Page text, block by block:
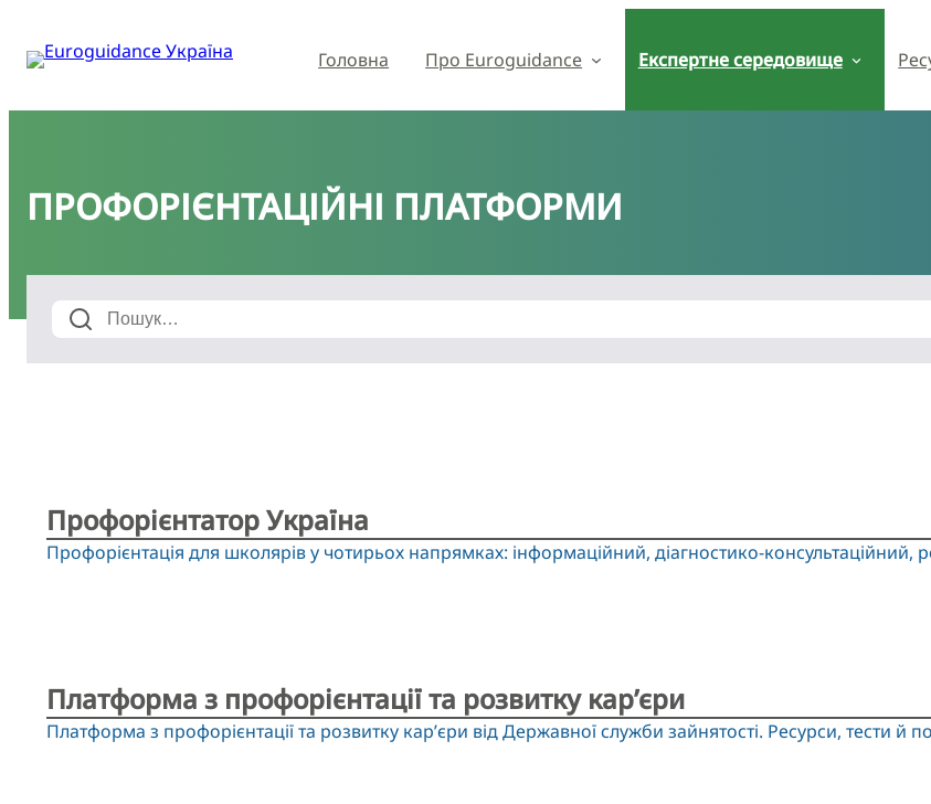
Головна Про Euroguidance Експертне середовище
ПРОФОРІЄНТАЦІЙНІ ПЛАТФОРМИ
Профорієнтатор Україна
Профорієнтація для школярів у чотирьох напрямках: інформаційний, діагностико-консультаційний,
Платформа з профорієнтації та розвитку кар’єри
Платформа з профорієнтації та розвитку кар’єри від Державної служби зайнятості. Ресурси, тести й